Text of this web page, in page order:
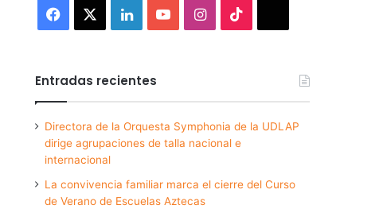
Facebook LinkedInYouTubeInstagram
Entradas recientes
Directora de la Orquesta Symphonia de la UDLAP
dirige agrupaciones de talla nacional e
internacional
La convivencia familiar marca el cierre del Curso
de Verano de Escuelas Aztecas